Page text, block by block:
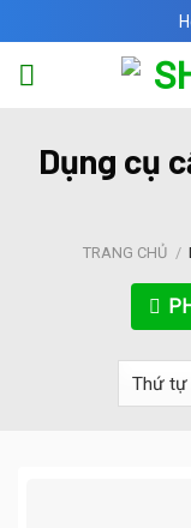
to
content
Dụng cụ
TRANG CHỦ /